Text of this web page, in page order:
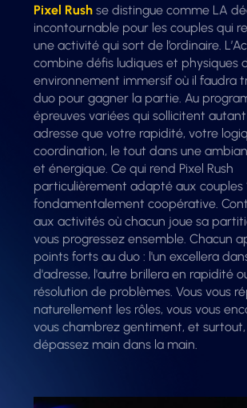
Pixel Rush se distingue comme LA
incontournable pour les couples qui
une activité qui sort de l’ordinaire.
combine défis ludiques et physiques
environnement immersif où il faudra
duo pour gagner la partie. Au
épreuves variées qui sollicitent
adresse que votre rapidité, votre
coordination, le tout dans une
et énergique. Ce qui rend Pixel Rush
particulièrement adapté aux couples
fondamentalement coopérative.
aux activités où chacun joue sa
vous progressez ensemble. Chacun
points forts au duo : l'un excellera
d'adresse, l'autre brillera en rapidité
résolution de problèmes. Vous vous
naturellement les rôles, vous vous
vous chambrez gentiment, et surtout,
dépassez main dans la main.